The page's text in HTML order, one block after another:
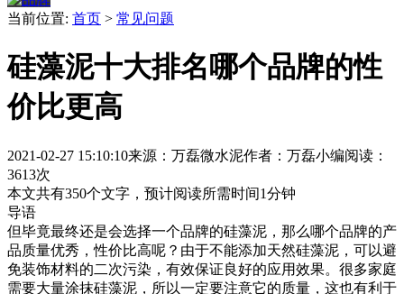
当前位置: 首页 > 常见问题
硅藻泥十大排名哪个品牌的性
价比更高
2021-02-27 15:10:10来源：万磊微水泥作者：万磊小编阅读：
3613次
本文共有350个文字，预计阅读所需时间1分钟
导语
但毕竟最终还是会选择一个品牌的硅藻泥，那么哪个品牌的产
品质量优秀，性价比高呢？由于不能添加天然硅藻泥，可以避
免装饰材料的二次污染，有效保证良好的应用效果。很多家庭
需要大量涂抹硅藻泥，所以一定要注意它的质量，这也有利于